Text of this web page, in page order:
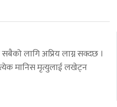
लागि अप्रिय लाग्न सक्दछ ।
मानिस मृत्युलाई लखेट्न